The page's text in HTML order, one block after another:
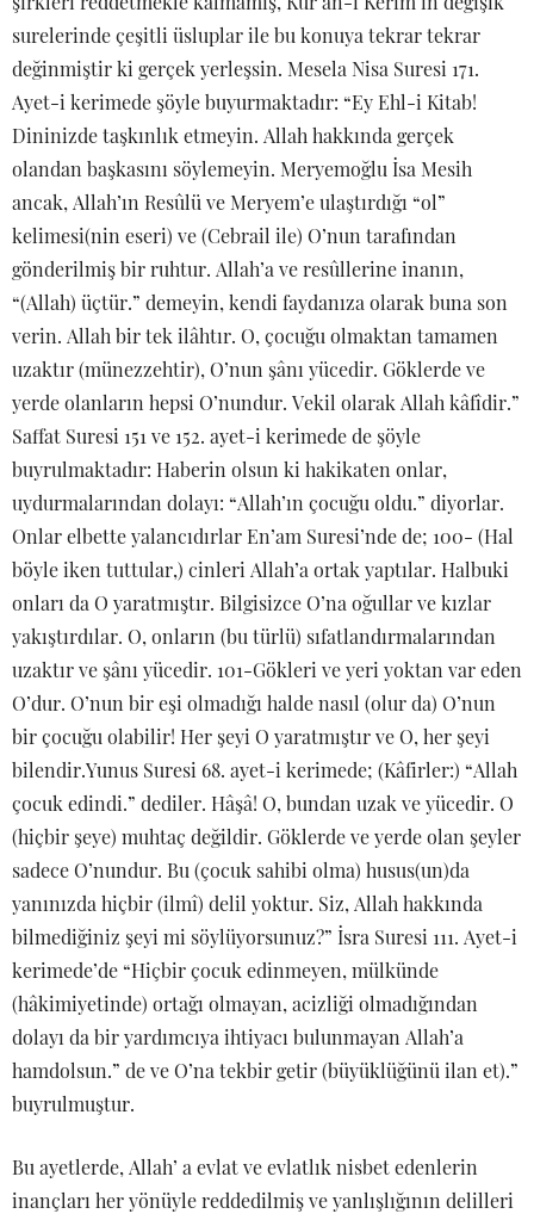
surelerinde çeşitli üsluplar ile bu konuya tekrar tekrar
değinmiştir ki gerçek yerleşsin. Mesela Nisa Suresi 171.
Ayet-i kerimede şöyle buyurmaktadır: “Ey Ehl-i Kitab!
Dininizde taşkınlık etmeyin. Allah hakkında gerçek
olandan başkasını söylemeyin. Meryemoğlu İsa Mesih
ancak, Allah’ın Resûlü ve Meryem’e ulaştırdığı “ol”
kelimesi(nin eseri) ve (Cebrail ile) O’nun tarafından
gönderilmiş bir ruhtur. Allah’a ve resûllerine inanın,
“(Allah) üçtür.” demeyin, kendi faydanıza olarak buna son
verin. Allah bir tek ilâhtır. O, çocuğu olmaktan tamamen
uzaktır (münezzehtir), O’nun şânı yücedir. Göklerde ve
yerde olanların hepsi O’nundur. Vekil olarak Allah kâfîdir.”
Saffat Suresi 151 ve 152. ayet-i kerimede de şöyle
buyrulmaktadır: Haberin olsun ki hakikaten onlar,
uydurmalarından dolayı: “Allah’ın çocuğu oldu.” diyorlar.
Onlar elbette yalancıdırlar En’am Suresi’nde de; 100- (Hal
böyle iken tuttular,) cinleri Allah’a ortak yaptılar. Halbuki
onları da O yaratmıştır. Bilgisizce O’na oğullar ve kızlar
yakıştırdılar. O, onların (bu türlü) sıfatlandırmalarından
uzaktır ve şânı yücedir. 101-Gökleri ve yeri yoktan var eden
O’dur. O’nun bir eşi olmadığı halde nasıl (olur da) O’nun
bir çocuğu olabilir! Her şeyi O yaratmıştır ve O, her şeyi
bilendir.Yunus Suresi 68. ayet-i kerimede; (Kâfirler:) “Allah
çocuk edindi.” dediler. Hâşâ! O, bundan uzak ve yücedir. O
(hiçbir şeye) muhtaç değildir. Göklerde ve yerde olan şeyler
sadece O’nundur. Bu (çocuk sahibi olma) husus(un)da
yanınızda hiçbir (ilmî) delil yoktur. Siz, Allah hakkında
bilmediğiniz şeyi mi söylüyorsunuz?” İsra Suresi 111. Ayet-i
kerimede’de “Hiçbir çocuk edinmeyen, mülkünde
(hâkimiyetinde) ortağı olmayan, acizliği olmadığından
dolayı da bir yardımcıya ihtiyacı bulunmayan Allah’a
hamdolsun.” de ve O’na tekbir getir (büyüklüğünü ilan et).”
buyrulmuştur.
Bu ayetlerde, Allah’ a evlat ve evlatlık nisbet edenlerin
inançları her yönüyle reddedilmiş ve yanlışlığının delilleri